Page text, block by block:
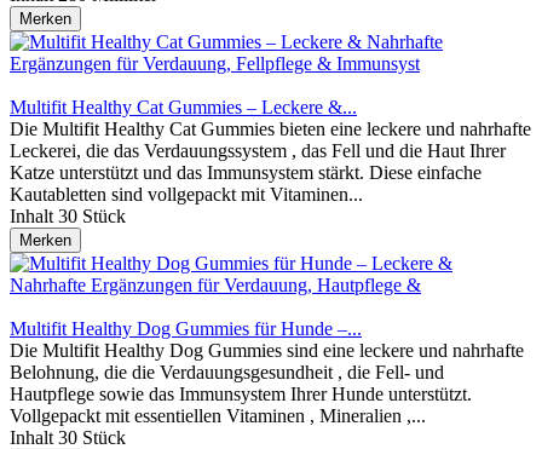
Merken
Multifit Healthy Cat Gummies – Leckere &...
Die Multifit Healthy Cat Gummies bieten eine leckere und nahrhafte
Leckerei, die das Verdauungssystem , das Fell und die Haut Ihrer
Katze unterstützt und das Immunsystem stärkt. Diese einfache
Kautabletten sind vollgepackt mit Vitaminen...
Inhalt 30 Stück
Merken
Multifit Healthy Dog Gummies für Hunde –...
Die Multifit Healthy Dog Gummies sind eine leckere und nahrhafte
Belohnung, die die Verdauungsgesundheit , die Fell- und
Hautpflege sowie das Immunsystem Ihrer Hunde unterstützt.
Vollgepackt mit essentiellen Vitaminen , Mineralien ,...
Inhalt 30 Stück